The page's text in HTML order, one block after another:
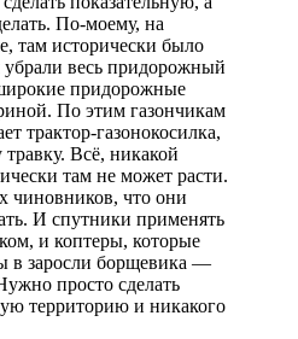
По-моему, на
там исторически было
весь придорожный
придорожные
По этим газончикам
трактор-газонокосилка,
травку. Всё, никакой
там не может расти.
чиновников, что они
И спутники применять
и коптеры, которые
в заросли борщевика —
просто сделать
территорию и никакого